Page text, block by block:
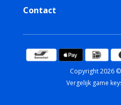
Contact
Copyright 2026
Vergelijk game